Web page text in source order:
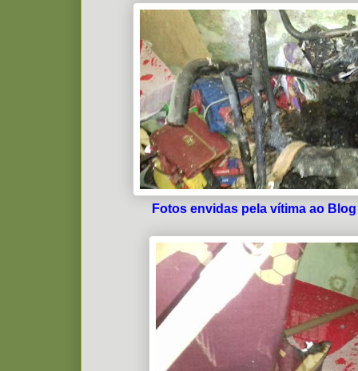
Fotos envidas pela vítima ao